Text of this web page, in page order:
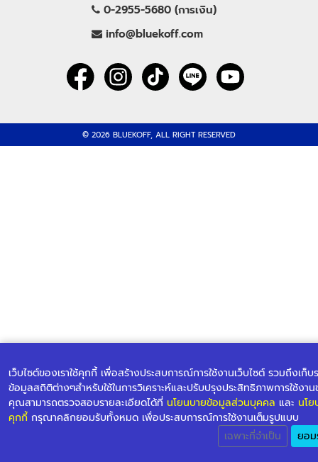
เว็บไซต์ของเราใช้คุกกี้ เพื่อสร้างประสบการณ์การใช้งานเว็บไซต์ รวมถึงเก็
ข้อมูลสถิติต่างๆสำหรับใช้ในการวิเคราะห์และปรับปรุงประสิทธิภาพการใช้งา
คุณสามารถตรวจสอบรายละเอียดได้ที่ นโยนบายข้อมูลส่วนบุคคล และ นโย
คุกกี้ กรุณาคลิกยอมรับทั้งหมด เพื่อประสบการณ์การใช้งานเต็มรูปแบบ
เฉพาะที่จำเป็น
ยอ
0-2955-5680 (การเงิน)
info@bluekoff.com
© 2026 BLUEKOFF, ALL RIGHT RESERVED